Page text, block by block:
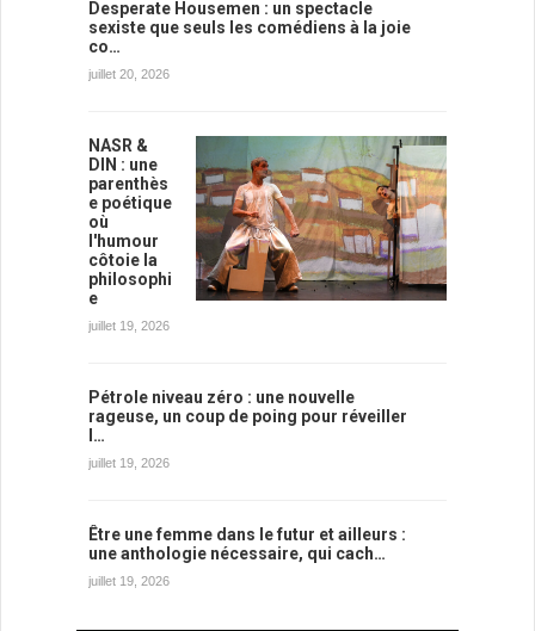
Desperate Housemen : un spectacle
sexiste que seuls les comédiens à la joie
co…
juillet 20, 2026
NASR &
DIN : une
parenthès
e poétique
où
l'humour
côtoie la
philosophi
e
juillet 19, 2026
Pétrole niveau zéro : une nouvelle
rageuse, un coup de poing pour réveiller
l…
juillet 19, 2026
Être une femme dans le futur et ailleurs :
une anthologie nécessaire, qui cach…
juillet 19, 2026